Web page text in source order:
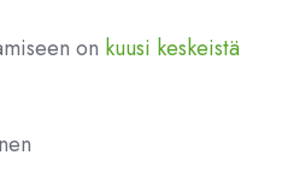
miseen on kuusi keskeistä